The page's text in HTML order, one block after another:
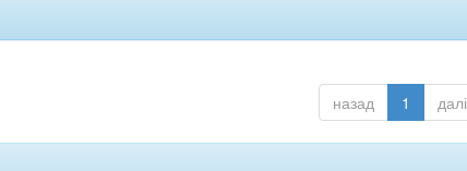
назад 1 далі